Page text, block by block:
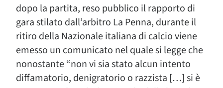
dopo la partita, reso pubblico il rapporto di
gara stilato dall’arbitro La Penna, durante il
ritiro della Nazionale italiana di calcio viene
emesso un comunicato nel quale si legge che
nonostante “non vi sia stato alcun intento
diffamatorio, denigratorio o razzista […] si è